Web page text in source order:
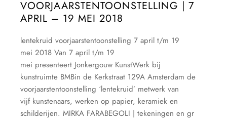
VOORJAARSTENTOONSTELLING | 7
APRIL – 19 MEI 2018
lentekruid voorjaarstentoonstelling 7 april t/m 19
mei 2018 Van 7 april t/m 19
mei presenteert Jonkergouw KunstWerk bij
kunstruimte BMBin de Kerkstraat 129A Amsterdam de
voorjaarstentoonstelling ‘lentekruid’ metwerk van
vijf kunstenaars, werken op papier, keramiek en
schilderijen. MIRKA FARABEGOLI | tekeningen en gr